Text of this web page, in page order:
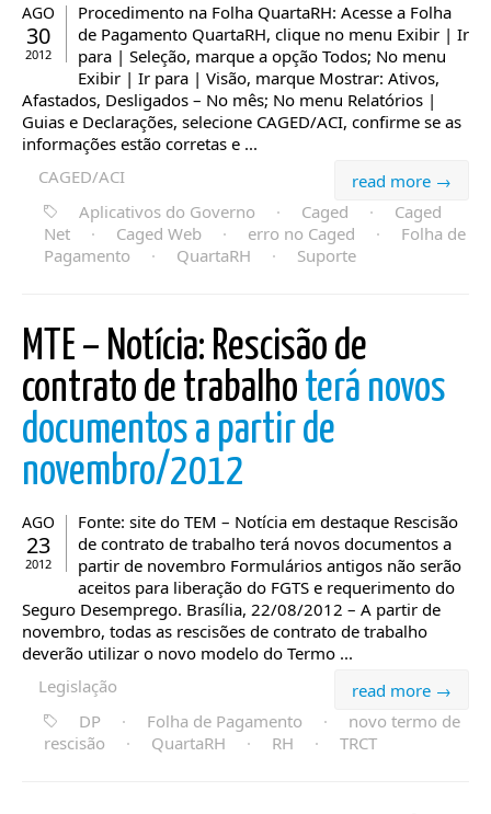
AGO
30
2012
Procedimento na Folha QuartaRH: Acesse a Folha
de Pagamento QuartaRH, clique no menu Exibir | Ir
para | Seleção, marque a opção Todos; No menu
Exibir | Ir para | Visão, marque Mostrar: Ativos,
Afastados, Desligados – No mês; No menu Relatórios |
Guias e Declarações, selecione CAGED/ACI, confirme se as
informações estão corretas e ...
read more →
CAGED/ACI
Aplicativos do Governo
· Caged ·
Caged
Net
· Caged Web · erro no Caged ·
Folha de
Pagamento
· QuartaRH · Suporte
MTE – Notícia: Rescisão de
contrato de trabalho terá novos
documentos a partir de
novembro/2012
AGO
23
2012
Fonte: site do TEM – Notícia em destaque Rescisão
de contrato de trabalho terá novos documentos a
partir de novembro Formulários antigos não serão
aceitos para liberação do FGTS e requerimento do
Seguro Desemprego. Brasília, 22/08/2012 – A partir de
novembro, todas as rescisões de contrato de trabalho
deverão utilizar o novo modelo do Termo ...
read more →
Legislação
DP
· Folha de Pagamento ·
novo termo de
rescisão
· QuartaRH · RH · TRCT